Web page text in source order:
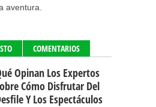
aventura.
COMENTARIOS
Opinan Los Expertos
Cómo Disfrutar Del
Y Los Espectáculos